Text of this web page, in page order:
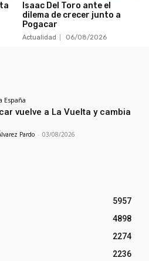
Isaac Del Toro ante el
dilema de crecer junto a
Pogacar
Actualidad 06/08/2026
España
vuelve a La Vuelta y cambia
Pardo - 03/08/2026
5957
4898
2274
2236